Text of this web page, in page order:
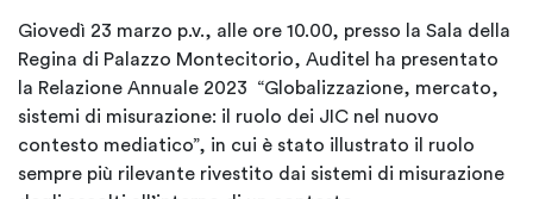
Giovedì 23 marzo p.v., alle ore 10.00, presso la Sala della
Regina di Palazzo Montecitorio, Auditel ha presentato
la Relazione Annuale 2023 “Globalizzazione, mercato,
sistemi di misurazione: il ruolo dei JIC nel nuovo
contesto mediatico”, in cui è stato illustrato il ruolo
sempre più rilevante rivestito dai sistemi di misurazione